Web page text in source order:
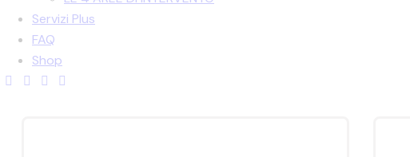
Servizi Plus
FAQ
Shop